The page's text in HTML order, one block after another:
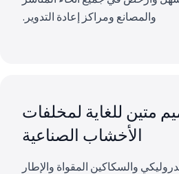
والمصانع ومراكز إعادة التدوير.
متين للغاية لمخلفات
الأخشاب الصناعية
والسكاكين المقواة والإطار